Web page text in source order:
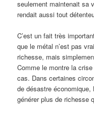
seulement maintenait sa
rendait aussi tout
C’est un fait très
que le métal n’est pas
richesse, mais
Comme le montre la
cas. Dans certaines
de désastre
générer plus de richesse